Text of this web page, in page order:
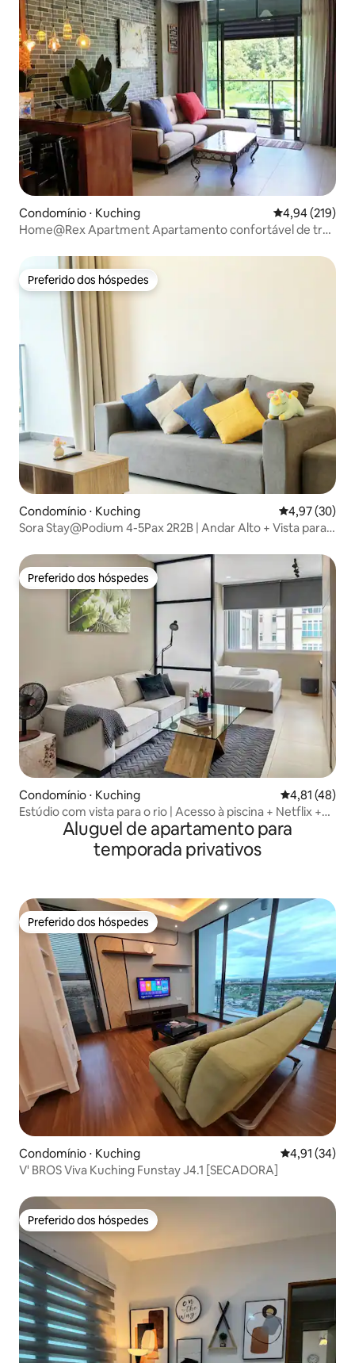
Condomínio ⋅ Kuching 4,94 de uma
4,94 (219)
Home@Rex Apartment Apartamento confortável de três
Preferido dos hóspedes
Preferido dos hóspedes
Condomínio ⋅ Kuching 4,97 de uma
4,97 (30)
Sora Stay@Podium 4-5Pax 2R2B | Andar Alto + Vista para a
Preferido dos hóspedes
Preferido dos hóspedes
Condomínio ⋅ Kuching 4,81 de uma
4,81 (48)
Estúdio com vista para o rio | Acesso à piscina + Netflix +
Aluguel de apartamento para
temporada privativos
Preferido dos hóspedes
Preferido dos hóspedes
Condomínio ⋅ Kuching 4,91 de uma
4,91 (34)
V' BROS Viva Kuching Funstay J4.1 [SECADORA]
Preferido dos hóspedes
Preferido dos hóspedes